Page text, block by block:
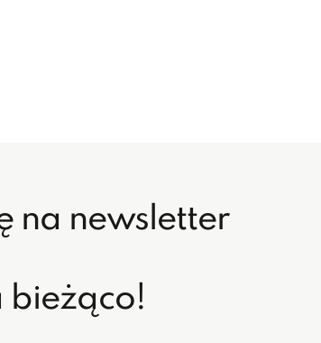
na newsletter
bieżąco!